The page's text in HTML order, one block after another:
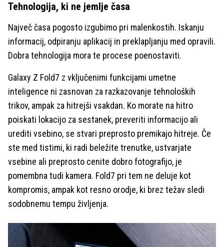
Tehnologija, ki ne jemlje časa
Največ časa pogosto izgubimo pri malenkostih. Iskanju
informacij, odpiranju aplikacij in preklapljanju med opravili.
Dobra tehnologija mora te procese poenostaviti.
Galaxy Z Fold7 z vključenimi funkcijami umetne
inteligence ni zasnovan za razkazovanje tehnoloških
trikov, ampak za hitrejši vsakdan. Ko morate na hitro
poiskati lokacijo za sestanek, preveriti informacijo ali
urediti vsebino, se stvari preprosto premikajo hitreje. Če
ste med tistimi, ki radi beležite trenutke, ustvarjate
vsebine ali preprosto cenite dobro fotografijo, je
pomembna tudi kamera. Fold7 pri tem ne deluje kot
kompromis, ampak kot resno orodje, ki brez težav sledi
sodobnemu tempu življenja.